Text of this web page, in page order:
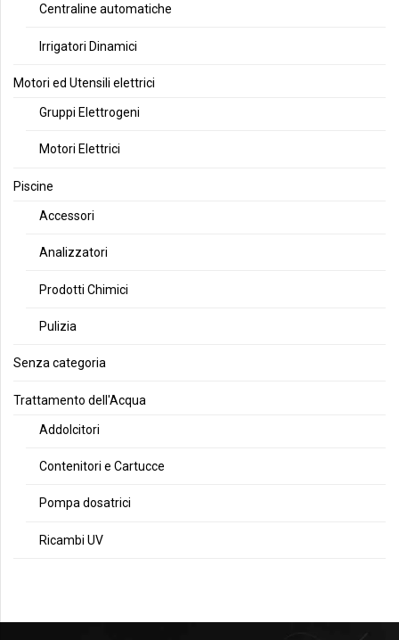
Centraline automatiche
Irrigatori Dinamici
Motori ed Utensili elettrici
Gruppi Elettrogeni
Motori Elettrici
Piscine
Accessori
Analizzatori
Prodotti Chimici
Pulizia
Senza categoria
Trattamento dell'Acqua
Addolcitori
Contenitori e Cartucce
Pompa dosatrici
Ricambi UV